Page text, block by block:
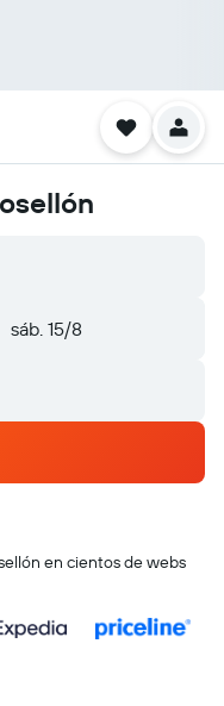
sáb. 15/8
en cientos de webs